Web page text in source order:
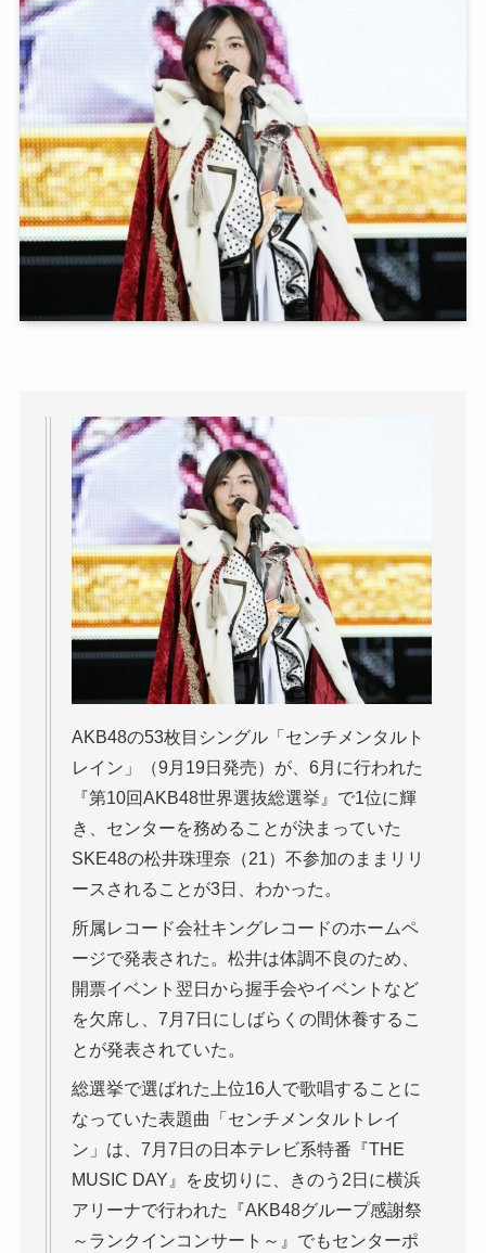
AKB48の53枚目シングル「センチメンタルト
レイン」（9月19日発売）が、6月に行われた
『第10回AKB48世界選抜総選挙』で1位に輝
き、センターを務めることが決まっていた
SKE48の松井珠理奈（21）不参加のままリリ
ースされることが3日、わかった。
所属レコード会社キングレコードのホームペ
ージで発表された。松井は体調不良のため、
開票イベント翌日から握手会やイベントなど
を欠席し、7月7日にしばらくの間休養するこ
とが発表されていた。
総選挙で選ばれた上位16人で歌唱することに
なっていた表題曲「センチメンタルトレイ
ン」は、7月7日の日本テレビ系特番『THE
MUSIC DAY』を皮切りに、きのう2日に横浜
アリーナで行われた『AKB48グループ感謝祭
～ランクインコンサート～』でもセンターポ